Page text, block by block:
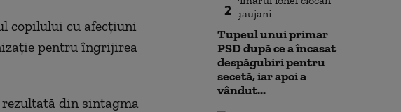
copilului cu afecţiuni
pentru îngrijirea
din sintagma
2
Tupeul unui primar
PSD după ce a încasat
despăgubiri pentru
secetă, iar apoi a
vândut...